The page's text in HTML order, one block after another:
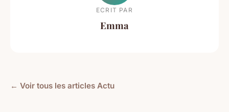
ECRIT PAR
Emma
← Voir tous les articles Actu